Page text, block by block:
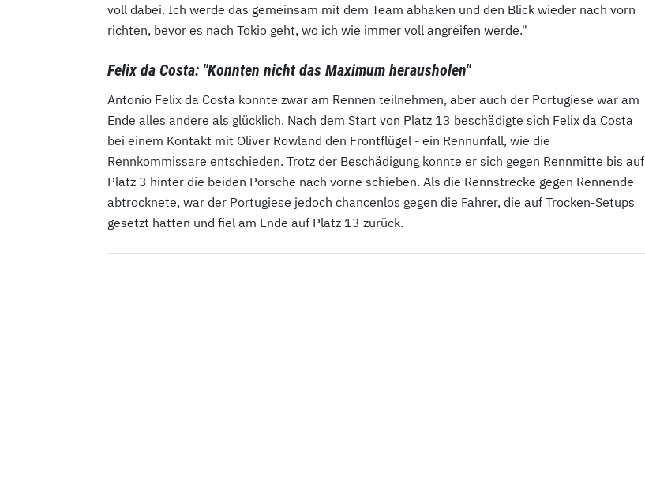
voll dabei. Ich werde das gemeinsam mit dem Team abhaken und den Blick wieder nach vorn
richten, bevor es nach Tokio geht, wo ich wie immer voll angreifen werde."
Felix da Costa: "Konnten nicht das Maximum herausholen"
Antonio Felix da Costa konnte zwar am Rennen teilnehmen, aber auch der Portugiese war am
Ende alles andere als glücklich. Nach dem Start von Platz 13 beschädigte sich Felix da Costa
bei einem Kontakt mit Oliver Rowland den Frontflügel - ein Rennunfall, wie die
Rennkommissare entschieden. Trotz der Beschädigung konnte er sich gegen Rennmitte bis auf
Platz 3 hinter die beiden Porsche nach vorne schieben. Als die Rennstrecke gegen Rennende
abtrocknete, war der Portugiese jedoch chancenlos gegen die Fahrer, die auf Trocken-Setups
gesetzt hatten und fiel am Ende auf Platz 13 zurück.